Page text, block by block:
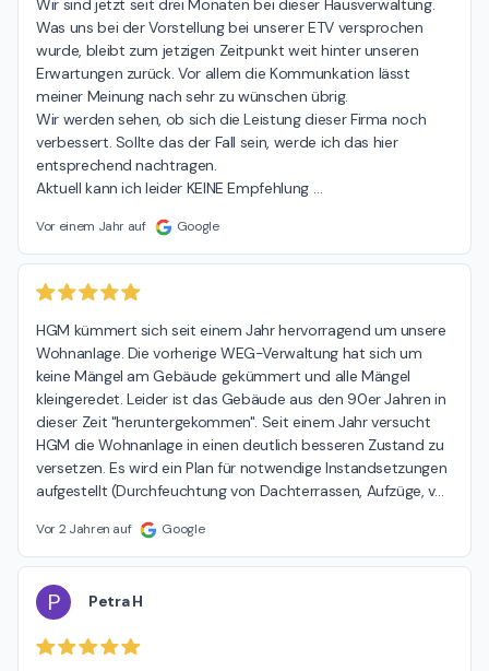
Wir sind jetzt seit drei Monaten bei dieser Hausverwaltung.
Was uns bei der Vorstellung bei unserer ETV versprochen
wurde, bleibt zum jetzigen Zeitpunkt weit hinter unseren
Erwartungen zurück. Vor allem die Kommunkation lässt
meiner Meinung nach sehr zu wünschen übrig.
Wir werden sehen, ob sich die Leistung dieser Firma noch
verbessert. Sollte das der Fall sein, werde ich das hier
entsprechend nachtragen.
Aktuell kann ich leider KEINE Empfehlung …
Vor einem Jahr auf Google
HGM kümmert sich seit einem Jahr hervorragend um unsere
Wohnanlage. Die vorherige WEG-Verwaltung hat sich um
keine Mängel am Gebäude gekümmert und alle Mängel
kleingeredet. Leider ist das Gebäude aus den 90er Jahren in
dieser Zeit "heruntergekommen". Seit einem Jahr versucht
HGM die Wohnanlage in einen deutlich besseren Zustand zu
versetzen. Es wird ein Plan für notwendige Instandsetzungen
aufgestellt (Durchfeuchtung von Dachterrassen, Aufzüge, v…
Vor 2 Jahren auf Google
P Petra H